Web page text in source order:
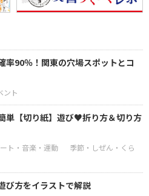
率90％！関東の穴場スポットとコ
単【切り紙】遊び♥折り方＆切り方
び方をイラストで解説